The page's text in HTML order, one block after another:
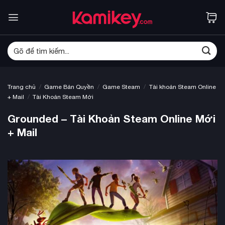
qua
dung
Tìm
kiếm:
Trang chủ / Game Bản Quyền / Game Steam / Tài khoản Steam Online
+ Mail / Tài Khoản Steam Mới
Grounded – Tài Khoản Steam Online Mới
+ Mail